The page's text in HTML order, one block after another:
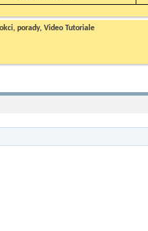
porady, Video Tutoriale